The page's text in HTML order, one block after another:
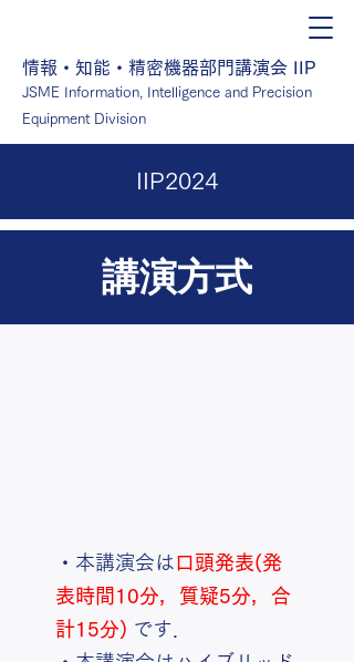
情報・知能・精密機器部門講演会 IIP
JSME Information, Intelligence and Precision
Equipment Division
IIP2024
講演方式
・本講演会は口頭発表(発
表時間10分，質疑5分，合
計15分) です．